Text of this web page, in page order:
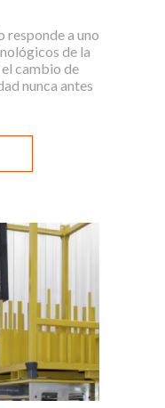
responde a uno
de la
cambio de
nunca antes